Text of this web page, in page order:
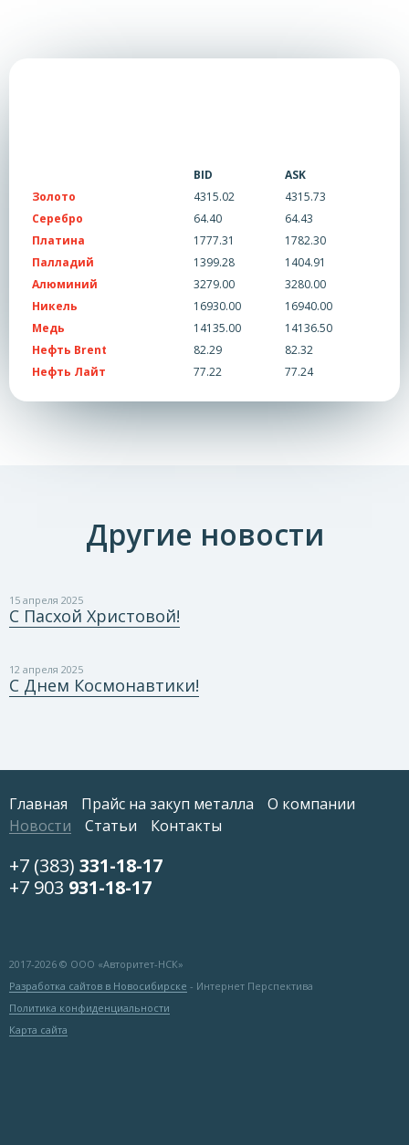
BID
ASK
Золото
4315.02
4315.73
Серебро
64.40
64.43
Платина
1777.31
1782.30
Палладий
1399.28
1404.91
Алюминий
3279.00
3280.00
Никель
16930.00
16940.00
Медь
14135.00
14136.50
Нефть Brent
82.29
82.32
Нефть Лайт
77.22 77.24
Другие новости
15 апреля 2025
С Пасхой Христовой!
12 апреля 2025
С Днем Космонавтики!
Главная Прайс на закуп металла
О компании
Новости
Статьи Контакты
+7 (383) 331-18-17
+7 903 931-18-17
2017-2026 © ООО «Авторитет-НСК»
Разработка сайтов в Новосибирске - Интернет Перспектива
Политика конфиденциальности
Карта сайта